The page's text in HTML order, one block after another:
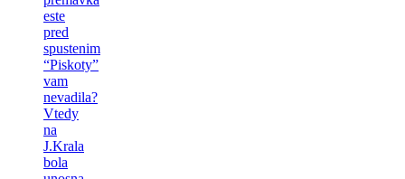
este
pred
spustenim
“Piskoty”
vam
nevadila?
Vtedy
na
J.Krala
bola